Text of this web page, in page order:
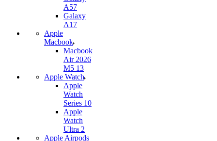
A57
Galaxy
A17
Apple
Macbook
Macbook
Air 2026
M5 13
Apple Watch
Apple
Watch
Series 10
Apple
Watch
Ultra 2
Apple Airpods